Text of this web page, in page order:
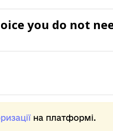
you do not
на платформі.